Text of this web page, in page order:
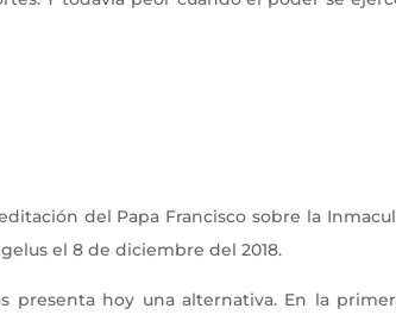
del Papa Francisco sobre la
el 8 de diciembre del 2018.
presenta hoy una alternativa. En la